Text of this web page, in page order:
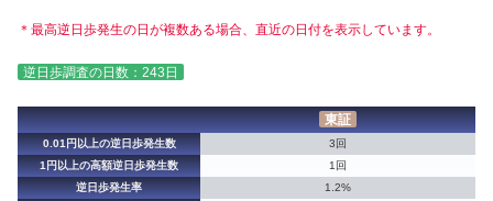
＊最高逆日歩発生の日が複数ある場合、直近の日付を表示しています。
逆日歩調査の日数：243日
東証
0.01円以上の逆日歩発生数
3回
1円以上の高額逆日歩発生数
1回
逆日歩発生率
1.2%